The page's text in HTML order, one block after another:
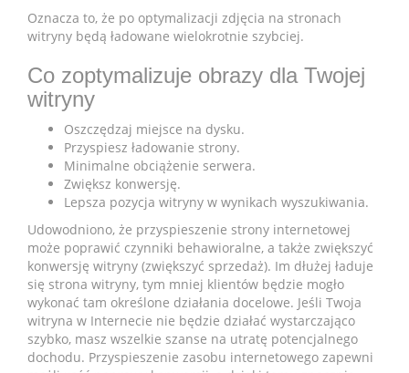
Oznacza to, że po optymalizacji zdjęcia na stronach
witryny będą ładowane wielokrotnie szybciej.
Co zoptymalizuje obrazy dla Twojej
witryny
Oszczędzaj miejsce na dysku.
Przyspiesz ładowanie strony.
Minimalne obciążenie serwera.
Zwiększ konwersję.
Lepsza pozycja witryny w wynikach wyszukiwania.
Udowodniono, że przyspieszenie strony internetowej
może poprawić czynniki behawioralne, a także zwiększyć
konwersję witryny (zwiększyć sprzedaż). Im dłużej ładuje
się strona witryny, tym mniej klientów będzie mogło
wykonać tam określone działania docelowe. Jeśli Twoja
witryna w Internecie nie będzie działać wystarczająco
szybko, masz wszelkie szanse na utratę potencjalnego
dochodu. Przyspieszenie zasobu internetowego zapewni